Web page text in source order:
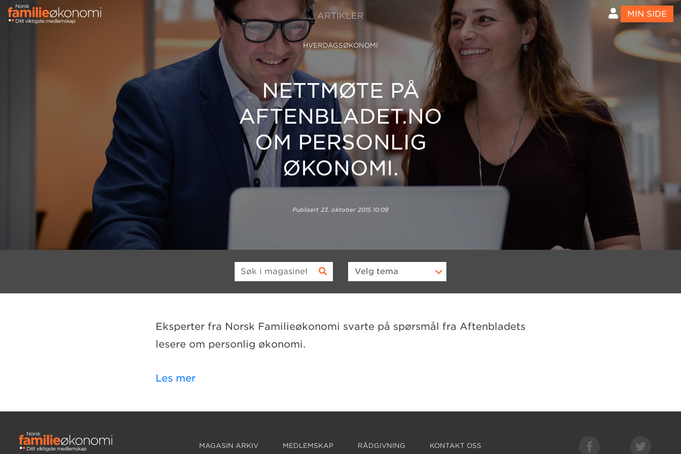
ARTIKLER MIN SIDE
HVERDAGSØKONOMI
NETTMØTE PÅ
AFTENBLADET.NO
OM PERSONLIG
ØKONOMI.
Publisert 23. oktober 2015 10:09
Søk i magasinet Velg tema
Eksperter fra Norsk Familieøkonomi svarte på spørsmål fra Aftenbladets
lesere om personlig økonomi.
Les mer
MAGASIN ARKIV MEDLEMSKAP RÅDGIVNING KONTAKT OSS